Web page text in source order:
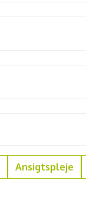
Ansigtspleje